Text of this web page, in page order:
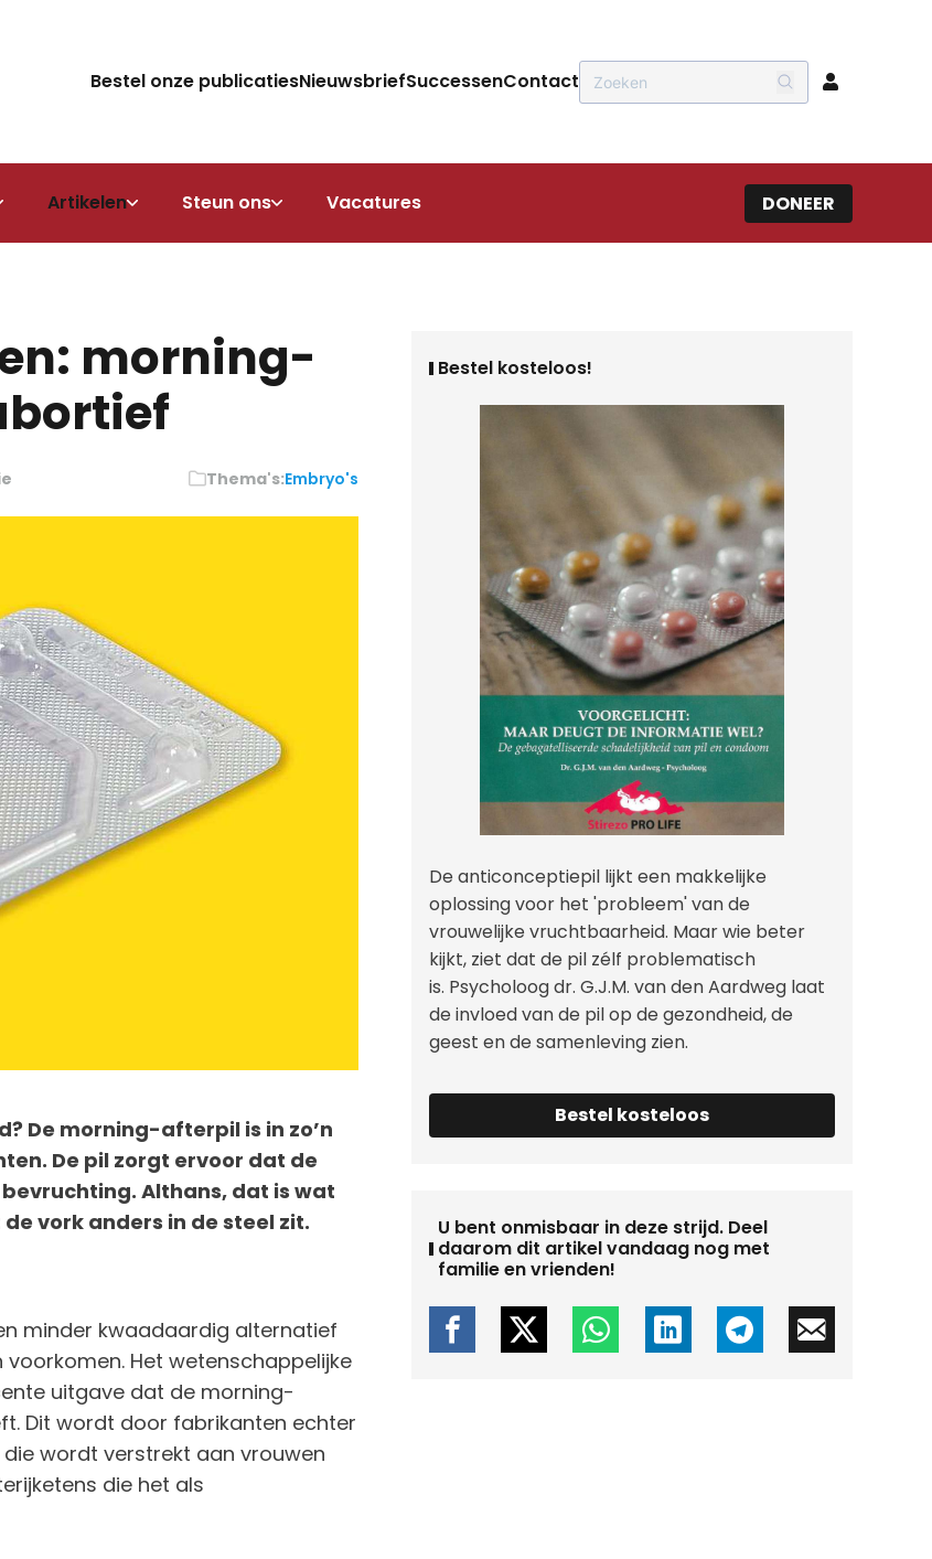
Bestel onze publicatiesNieuwsbriefSuccessenContact
Artikelen Steun ons Vacatures DONEER
morning-
Thema's:Embryo's
De morning-afterpil is in zo’n
De pil zorgt ervoor dat de
Althans, dat is wat
vork anders in de steel zit.
minder kwaadaardig alternatief
Het wetenschappelijke
uitgave dat de morning-
Dit wordt door fabrikanten echter
wordt verstrekt aan vrouwen
die het als
Bestel kosteloos!
De anticonceptiepil lijkt een makkelijke
oplossing voor het 'probleem' van de
vrouwelijke vruchtbaarheid. Maar wie beter
kijkt, ziet dat de pil zélf problematisch
is. Psycholoog dr. G.J.M. van den Aardweg laat
de invloed van de pil op de gezondheid, de
geest en de samenleving zien.
Bestel kosteloos
U bent onmisbaar in deze strijd. Deel
daarom dit artikel vandaag nog met
familie en vrienden!